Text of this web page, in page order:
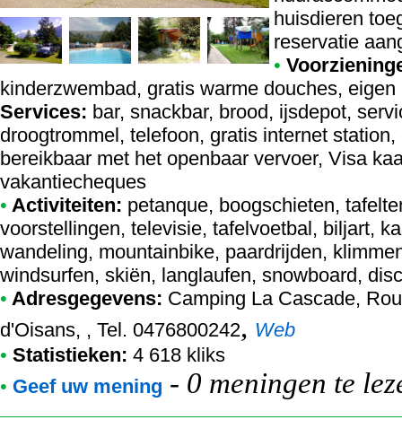
huisdieren
reservatie
•
kinderzwembad, gratis warme douches,
Services: bar, snackbar, brood, ijsdepot,
droogtrommel, telefoon, gratis internet
bereikbaar met het openbaar vervoer, Visa
vakantiecheques
• Activiteiten: petanque, boogschieten,
voorstellingen, televisie, tafelvoetbal, biljart,
wandeling, mountainbike, paardrijden,
windsurfen, skiën, langlaufen, snowboard,
• Adresgegevens: Camping La Cascade,
d'Oisans, , Tel. 0476800242, Web
• Statistieken: 4 618 kliks
• Geef uw mening - 0 meningen te